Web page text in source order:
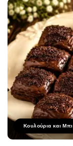
Κουλούρια και